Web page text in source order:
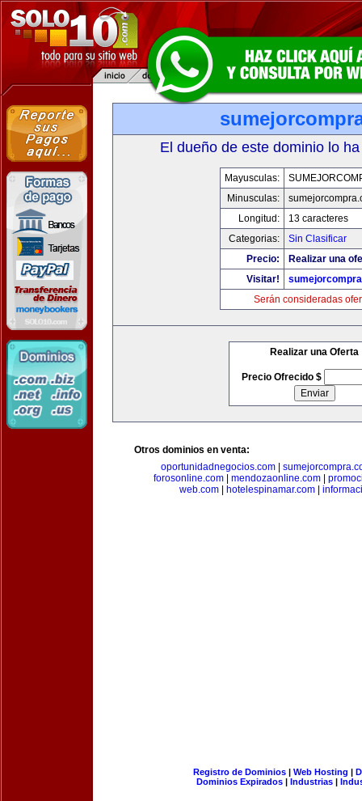
El dueño de este dominio lo
Mayusculas:
Minusculas:
Longitud:
13 caracteres
Categorias:
Sin Clasificar
Precio:
Realizar una
Visitar!
Serán consideradas
Realizar una Oferta
Precio Ofrecido $
Otros dominios en venta:
oportunidadnegocios.com|
forosonline.com| mendozaonline.com|
web.com
hotelespinamar.com
Registro de Dominios| Web Hosting |
Dominios Expirados | Industrias |